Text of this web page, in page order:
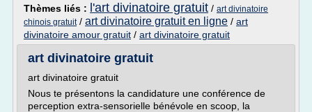
Thèmes liés :
l'art divinatoire gratuit / art divinatoire
chinois gratuit/ art divinatoire gratuit en ligne / art
divinatoire amour gratuit / art divinatoire gratuit
art divinatoire gratuit
art divinatoire gratuit
Nous te présentons la candidature une conférence de
perception extra-sensorielle bénévole en scoop, la